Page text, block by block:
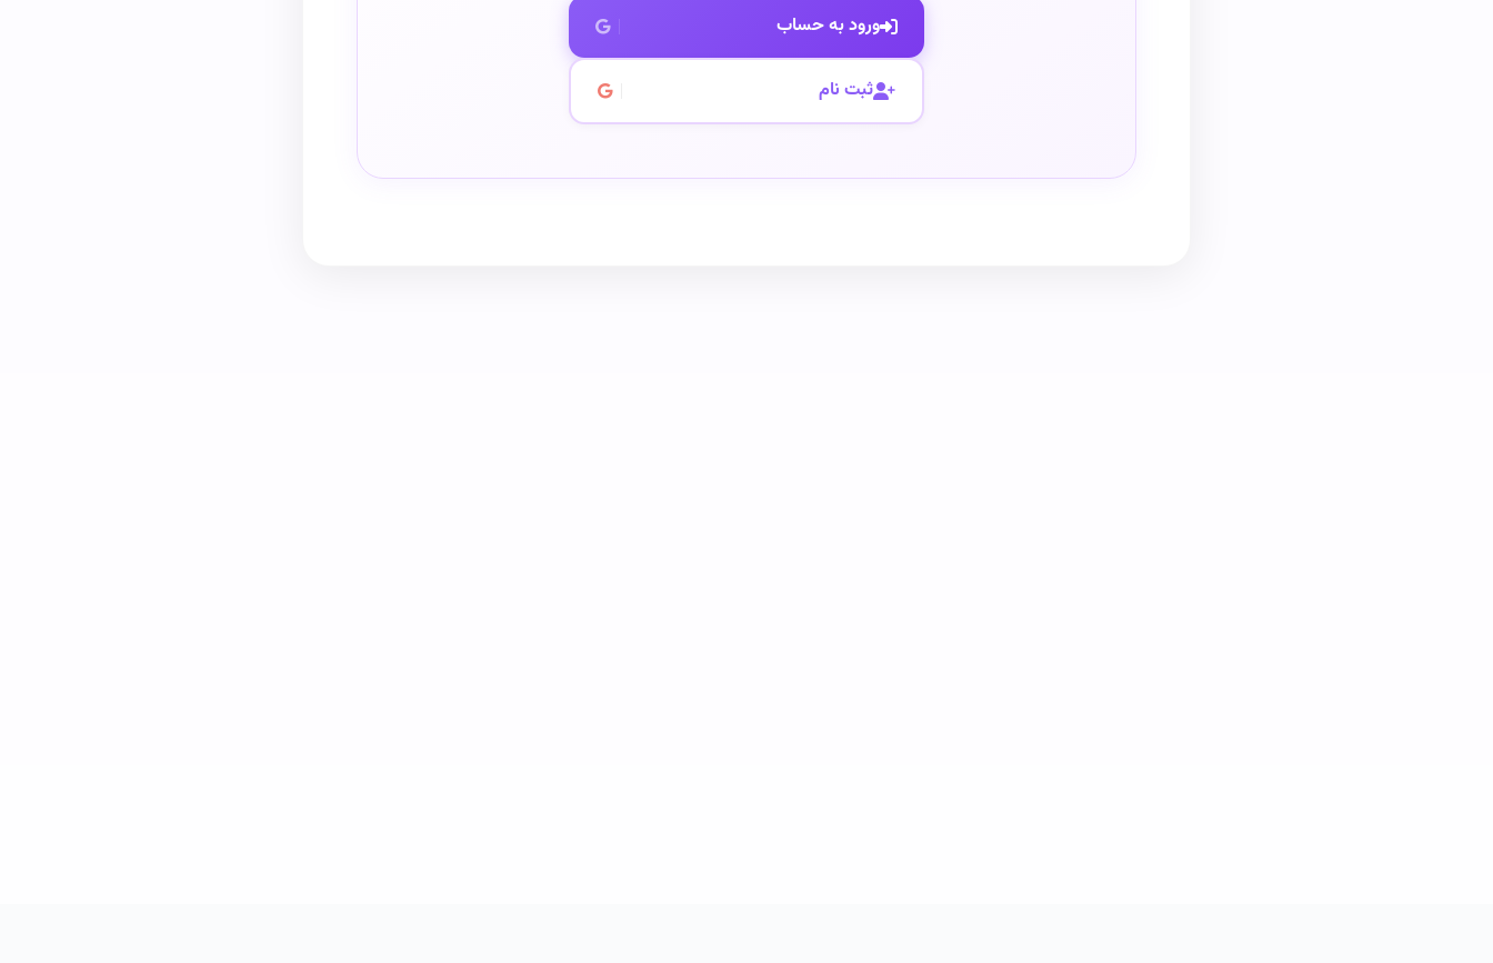
ورود به حساب
ثبت نام